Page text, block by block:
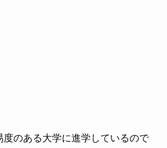
度のある大学に進学しているので